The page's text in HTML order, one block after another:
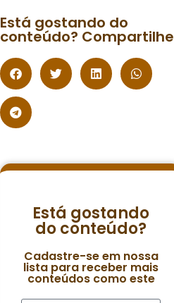
Está gostando do
conteúdo? Compartilhe
Está gostando
do conteúdo?
Cadastre-se em nossa
lista para receber mais
conteúdos como este